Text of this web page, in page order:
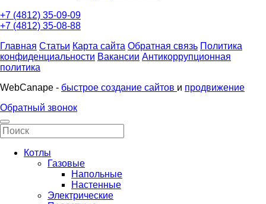
+7 (4812) 35-09-09
+7 (4812) 35-08-88
Главная Статьи Карта сайта Обратная связь Политика
конфиденциальности Вакансии Антикоррупционная
политика
WebCanape - быстрое создание сайтов и продвижение
Обратный звонок
Котлы
Газовые
Напольные
Настенные
Электрические